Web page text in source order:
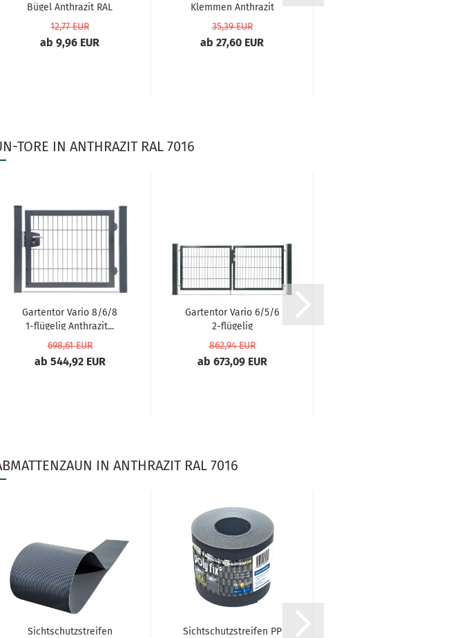
Bügel Anthrazit RAL
7016...
12,77 EUR
ab 9,96 EUR
Klemmen Anthrazit
RAL...
35,39 EUR
ab 27,60 EUR
TORE IN ANTHRAZIT RAL 7016
Gartentor Vario 8/6/8
1-flügelig Anthrazit...
698,61 EUR
ab 544,92 EUR
Gartentor Vario 6/5/6
2-flügelig
symmetrisch...
862,94 EUR
ab 673,09 EUR
IN ANTHRAZIT RAL 7016
Sichtschutzstreifen
Sichtschutzstreifen PP